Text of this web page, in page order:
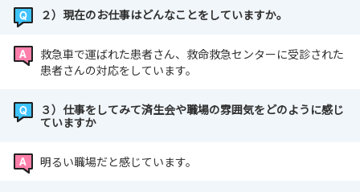
1～第3希望までご記入ください。
ただきます。
２）現在のお仕事はどんなことをしていますか。
救急車で運ばれた患者さん、救命救急センターに受診された
患者さんの対応をしています。
３）仕事をしてみて済生会や職場の雰囲気をどのように感じ
ていますか
明るい職場だと感じています。